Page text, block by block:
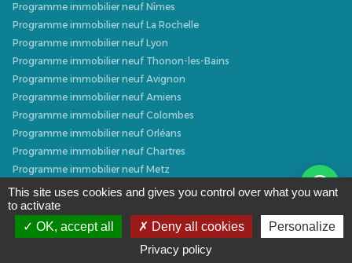
Programme immobilier neuf Nîmes
Programme immobilier neuf La Rochelle
Programme immobilier neuf Lyon
Programme immobilier neuf Thonon-les-Bains
Programme immobilier neuf Avignon
Programme immobilier neuf Amiens
Programme immobilier neuf Colombes
Programme immobilier neuf Orléans
Programme immobilier neuf Chartres
Programme immobilier neuf Metz
Programme immobilier neuf Caen
Programme immobilier neuf Dijon
Programme immobilier neuf Villeurbanne
Programme immobilier neuf Narbonne
This site uses cookies and gives you control over what you want
to activate
OK, accept all
Deny all cookies
Personalize
Privacy policy